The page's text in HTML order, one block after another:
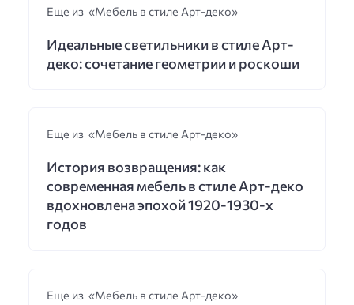
Еще из «Мебель в стиле Арт-деко»
Идеальные светильники в стиле Арт-
деко: сочетание геометрии и роскоши
Еще из «Мебель в стиле Арт-деко»
История возвращения: как
современная мебель в стиле Арт-деко
вдохновлена эпохой 1920-1930-х
годов
Еще из «Мебель в стиле Арт-деко»